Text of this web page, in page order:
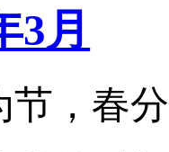
3月
节，春